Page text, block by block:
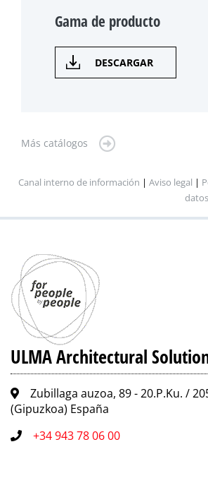
Gama de producto
DESCARGAR
Más catálogos
Canal interno de información | Aviso legal |
ULMA Architectural
Zubillaga auzoa, 89 - 20.P.Ku. /
(Gipuzkoa) España
+34 943 78 06 00